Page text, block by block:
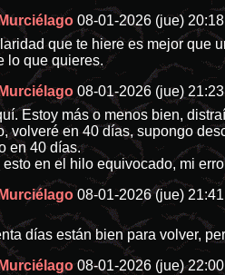
Murciélago 08-01-2026 (jue)
que te hiere es mejor que
lo que quieres.
Murciélago 08-01-2026 (jue)
Estoy más o menos bien,
volveré en 40 días, supongo
en 40 días.
esto en el hilo equivocado, mi
Murciélago 08-01-2026 (jue)
días están bien para volver,
Murciélago 08-01-2026 (jue)